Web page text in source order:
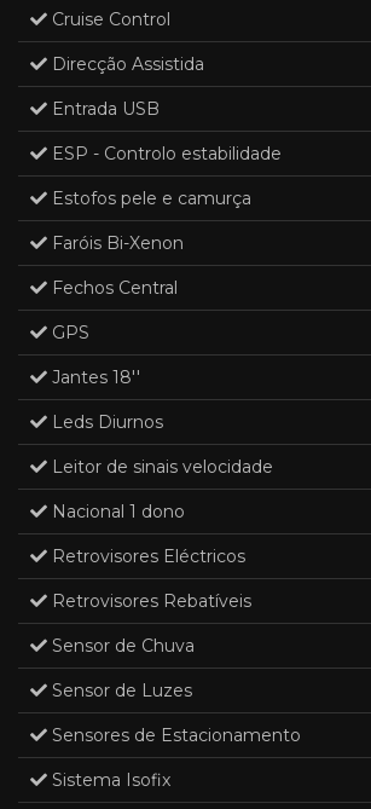
Cruise Control
Direcção Assistida
Entrada USB
ESP - Controlo estabilidade
Estofos pele e camurça
Faróis Bi-Xenon
Fechos Central
GPS
Jantes 18''
Leds Diurnos
Leitor de sinais velocidade
Nacional 1 dono
Retrovisores Eléctricos
Retrovisores Rebatíveis
Sensor de Chuva
Sensor de Luzes
Sensores de Estacionamento
Sistema Isofix